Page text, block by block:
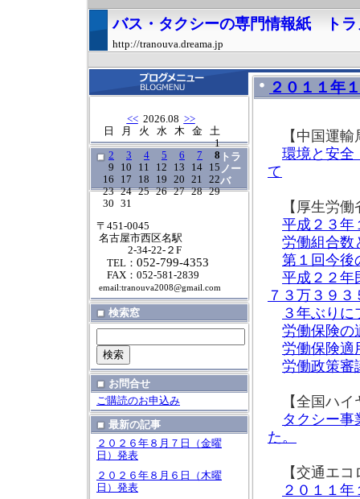
バス・タクシーの専門情報紙 トラ
http://tranouva.dreama.jp
<<2026.08 >>
日
2
9
16
23
30
月
3
10
17
24
31
火
4
11
18
25
水
5
12
19
26
木
6
13
20
27
金
7
14
21
28
土
1
8
15
22
29
トラ
ノー
バ
〒451-0045
名古屋市西区名駅
2-34-22-２F
TEL： 052-799-4353
FAX：052-581-2839
email:tranouva2008@gmail.com
検索窓
お問合せ
ご購読のお申込み
最新の記事
２０２６年８月７日（金曜
日）発表
２０２６年８月６日（木曜
日）発表
２０１１年
【中国運輸
環境と安全
て
【厚生労働
平成２３年
労働組合数
第１回今後
平成２２年
７３万３９
３年ぶりに
労働保険の
労働保険適
労働政策審
【全国ハイ
タクシー事
た。
【交通エコ
２０１１